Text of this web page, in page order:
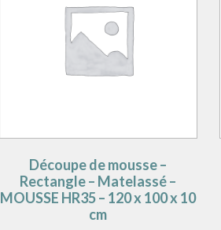
Découpe de mousse –
Rectangle – Matelassé –
MOUSSE HR35 – 120 x 100 x 10
cm